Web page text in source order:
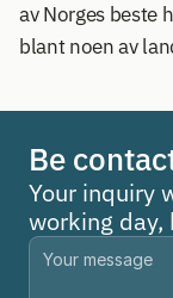
av Norges beste
blant noen av
Be
Your inquiry
working day,